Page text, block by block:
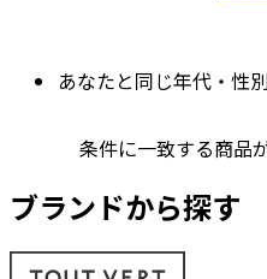
あなたと同じ年代・性
条件に一致する商品
ブランドから探す